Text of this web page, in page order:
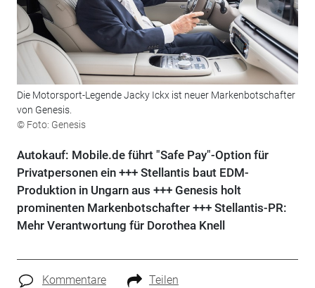
Die Motorsport-Legende Jacky Ickx ist neuer Markenbotschafter
von Genesis.
© Foto: Genesis
Autokauf: Mobile.de führt "Safe Pay"-Option für
Privatpersonen ein +++ Stellantis baut EDM-
Produktion in Ungarn aus +++ Genesis holt
prominenten Markenbotschafter +++ Stellantis-PR:
Mehr Verantwortung für Dorothea Knell
Kommentare Teilen